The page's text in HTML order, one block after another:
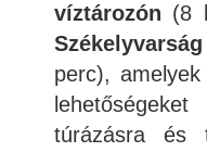
víztározón (8
perc),
túrázásra és